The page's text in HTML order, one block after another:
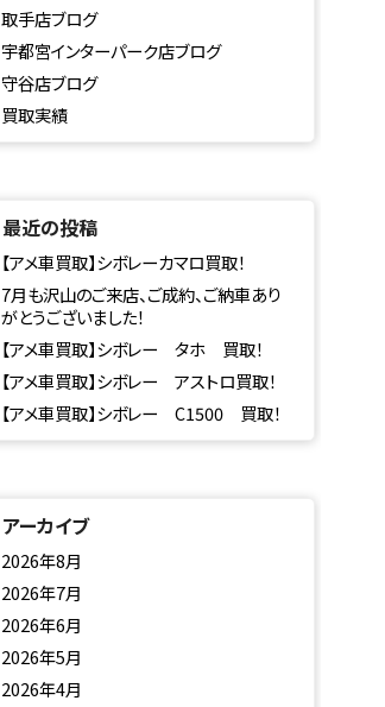
取手店ブログ
宇都宮インターパーク店ブログ
守谷店ブログ
買取実績
最近の投稿
【アメ車買取】シボレーカマロ買取！
7月も沢山のご来店、ご成約、ご納車あり
がとうございました！
【アメ車買取】シボレー タホ 買取！
【アメ車買取】シボレー アストロ買取！
【アメ車買取】シボレー C1500 買取！
アーカイブ
2026年8月
2026年7月
2026年6月
2026年5月
2026年4月